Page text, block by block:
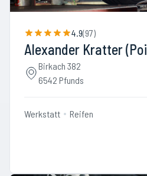
4.9(97)
Alexander Kratter
Birkach 382
6542 Pfunds
Werkstatt Reifen